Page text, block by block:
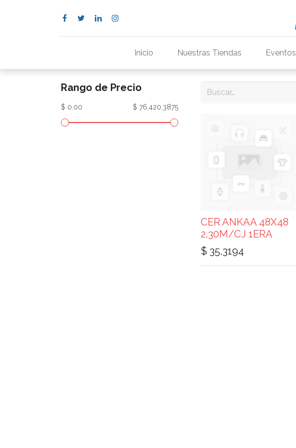
Inicio Nuestras Tiendas Eventos
Rango de Precio
$ 0.00 $ 76,420.3875
CER ANKAA 48X48
2,30M/CJ 1ERA
$ 35,3194